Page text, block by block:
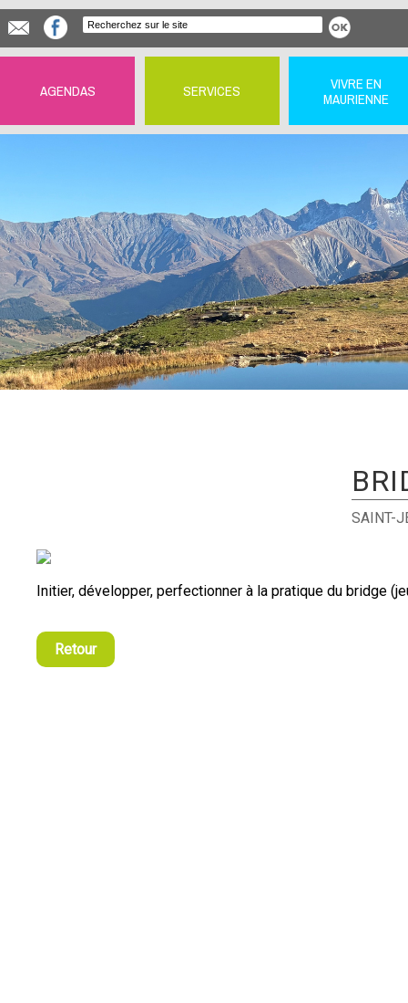
AGENDAS SERVICES
VIVRE EN
MAURIENNE
SAINT-
Initier, développer, perfectionner à la pratique du bridge
Retour